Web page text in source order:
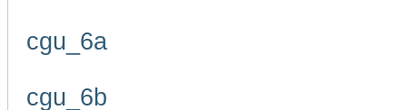
cgu_6a
cgu_6b